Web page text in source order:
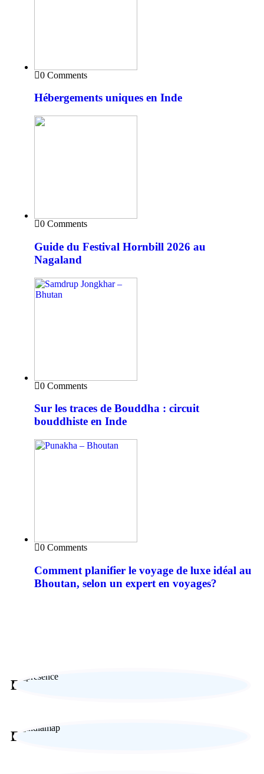
0 Comments
Hébergements uniques en Inde
0 Comments
Guide du Festival Hornbill 2026 au
Nagaland
0 Comments
Sur les traces de Bouddha : circuit
bouddhiste en Inde
0 Comments
Comment planifier le voyage de luxe idéal au
Bhoutan, selon un expert en voyages?
Expertise locale
Expérience sur-mesure